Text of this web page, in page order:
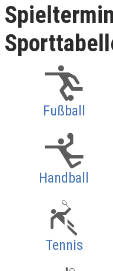
Fußball
Handball
Tennis